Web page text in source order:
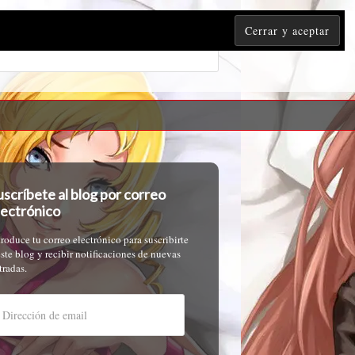
al blog por correo
tu correo electrónico para suscribirte
blog y recibir notificaciones de nuevas